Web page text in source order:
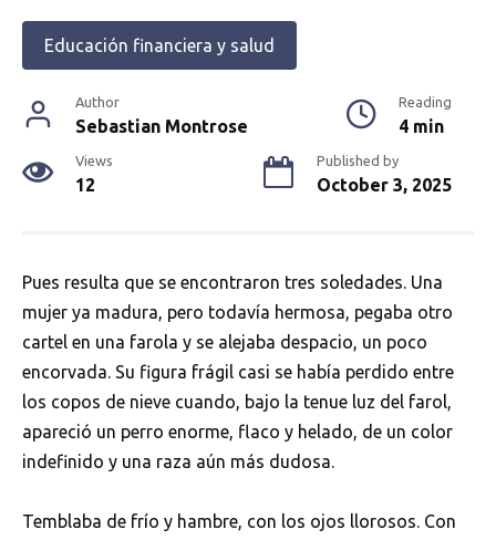
Educación financiera y salud
Author
Sebastian Montrose
Reading
4 min
Views
12
Published by
October 3, 2025
Pues resulta que se encontraron tres soledades. Una
mujer ya madura, pero todavía hermosa, pegaba otro
cartel en una farola y se alejaba despacio, un poco
encorvada. Su figura frágil casi se había perdido entre
los copos de nieve cuando, bajo la tenue luz del farol,
apareció un perro enorme, flaco y helado, de un color
indefinido y una raza aún más dudosa.
Temblaba de frío y hambre, con los ojos llorosos. Con